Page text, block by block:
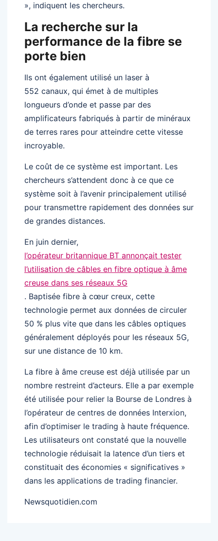
», indiquent les chercheurs.
La recherche sur la
performance de la fibre se
porte bien
Ils ont également utilisé un laser à
552 canaux, qui émet à de multiples
longueurs d’onde et passe par des
amplificateurs fabriqués à partir de minéraux
de terres rares pour atteindre cette vitesse
incroyable.
Le coût de ce système est important. Les
chercheurs s’attendent donc à ce que ce
système soit à l’avenir principalement utilisé
pour transmettre rapidement des données sur
de grandes distances.
En juin dernier,
l’opérateur britannique BT annonçait tester
l’utilisation de câbles en fibre optique à âme
creuse dans ses réseaux 5G
. Baptisée fibre à cœur creux, cette
technologie permet aux données de circuler
50 % plus vite que dans les câbles optiques
généralement déployés pour les réseaux 5G,
sur une distance de 10 km.
La fibre à âme creuse est déjà utilisée par un
nombre restreint d’acteurs. Elle a par exemple
été utilisée pour relier la Bourse de Londres à
l’opérateur de centres de données Interxion,
afin d’optimiser le trading à haute fréquence.
Les utilisateurs ont constaté que la nouvelle
technologie réduisait la latence d’un tiers et
constituait des économies « significatives »
dans les applications de trading financier.
Newsquotidien.com